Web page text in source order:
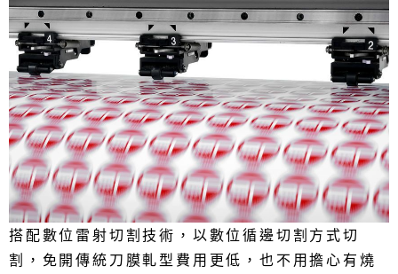
搭配數位雷射切割技術，以數位循邊切割方式切
割，免開傳統刀膜軋型費用更低，也不用擔心有燒